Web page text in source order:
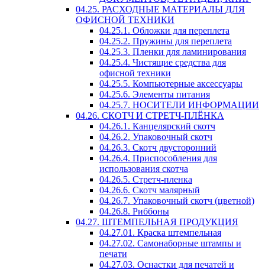
04.25. РАСХОДНЫЕ МАТЕРИАЛЫ ДЛЯ
ОФИСНОЙ ТЕХНИКИ
04.25.1. Обложки для переплета
04.25.2. Пружины для переплета
04.25.3. Пленки для ламинирования
04.25.4. Чистящие средства для
офисной техники
04.25.5. Компьютерные аксессуары
04.25.6. Элементы питания
04.25.7. НОСИТЕЛИ ИНФОРМАЦИИ
04.26. СКОТЧ И СТРЕТЧ-ПЛЁНКА
04.26.1. Канцелярский скотч
04.26.2. Упаковочный скотч
04.26.3. Скотч двусторонний
04.26.4. Приспособления для
использования скотча
04.26.5. Стретч-пленка
04.26.6. Скотч малярный
04.26.7. Упаковочный скотч (цветной)
04.26.8. Риббоны
04.27. ШТЕМПЕЛЬНАЯ ПРОДУКЦИЯ
04.27.01. Краска штемпельная
04.27.02. Самонаборные штампы и
печати
04.27.03. Оснастки для печатей и